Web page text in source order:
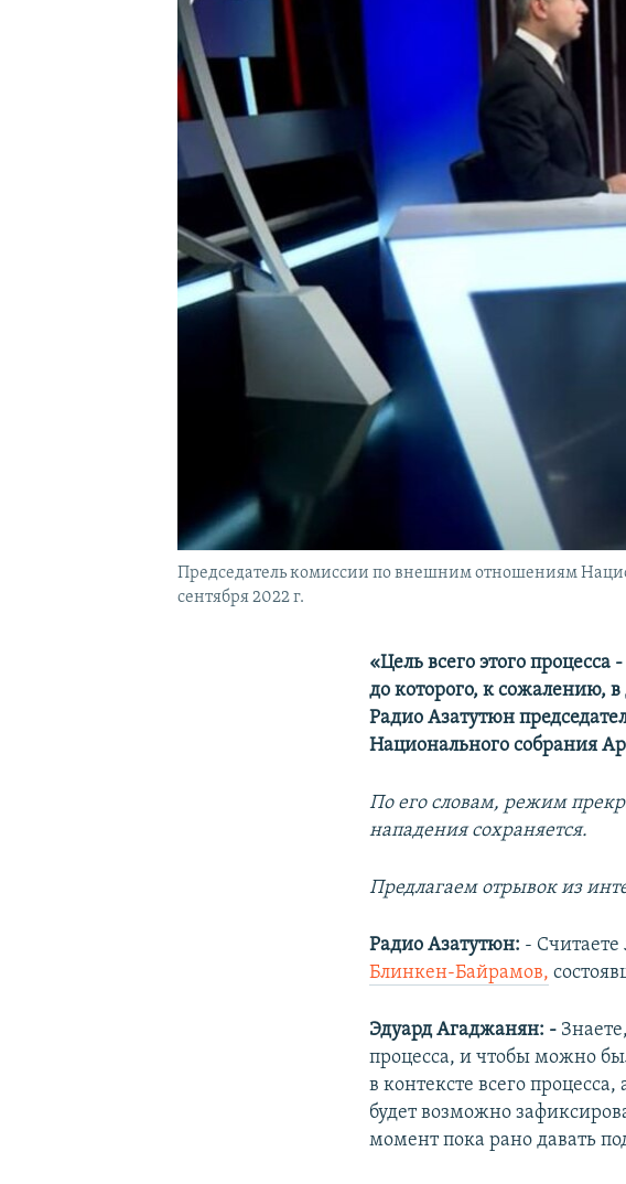
Председатель комиссии по внешним отношениям
сентября 2022 г.
«Цель всего этого
до которого, к сожалению,
Радио Азатутюн
Национального собрания
По его словам, режим
нападения сохраняется.
Предлагаем отрывок из
Радио Азатутюн: -
Блинкен-Байрамов,
Эдуард Агаджанян: -
процесса, и чтобы можно
в контексте всего
будет возможно
момент пока рано давать